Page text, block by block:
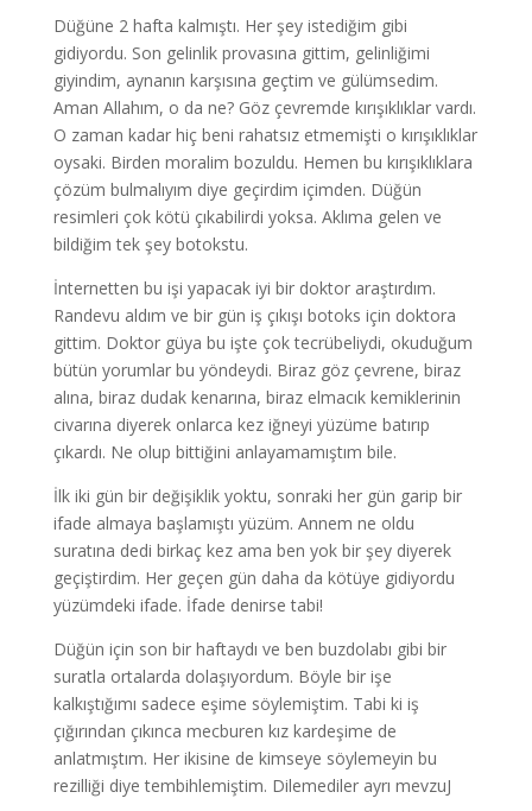
Düğüne 2 hafta kalmıştı. Her şey istediğim gibi
gidiyordu. Son gelinlik provasına gittim, gelinliğimi
giyindim, aynanın karşısına geçtim ve gülümsedim.
Aman Allahım, o da ne? Göz çevremde kırışıklıklar vardı.
O zaman kadar hiç beni rahatsız etmemişti o kırışıklıklar
oysaki. Birden moralim bozuldu. Hemen bu kırışıklıklara
çözüm bulmalıyım diye geçirdim içimden. Düğün
resimleri çok kötü çıkabilirdi yoksa. Aklıma gelen ve
bildiğim tek şey botokstu.
İnternetten bu işi yapacak iyi bir doktor araştırdım.
Randevu aldım ve bir gün iş çıkışı botoks için doktora
gittim. Doktor güya bu işte çok tecrübeliydi, okuduğum
bütün yorumlar bu yöndeydi. Biraz göz çevrene, biraz
alına, biraz dudak kenarına, biraz elmacık kemiklerinin
civarına diyerek onlarca kez iğneyi yüzüme batırıp
çıkardı. Ne olup bittiğini anlayamamıştım bile.
İlk iki gün bir değişiklik yoktu, sonraki her gün garip bir
ifade almaya başlamıştı yüzüm. Annem ne oldu
suratına dedi birkaç kez ama ben yok bir şey diyerek
geçiştirdim. Her geçen gün daha da kötüye gidiyordu
yüzümdeki ifade. İfade denirse tabi!
Düğün için son bir haftaydı ve ben buzdolabı gibi bir
suratla ortalarda dolaşıyordum. Böyle bir işe
kalkıştığımı sadece eşime söylemiştim. Tabi ki iş
çığırından çıkınca mecburen kız kardeşime de
anlatmıştım. Her ikisine de kimseye söylemeyin bu
rezilliği diye tembihlemiştim. Dilemediler ayrı mevzuJ